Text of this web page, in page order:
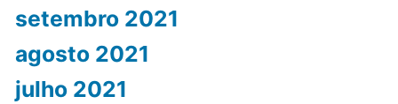
setembro 2021
agosto 2021
julho 2021